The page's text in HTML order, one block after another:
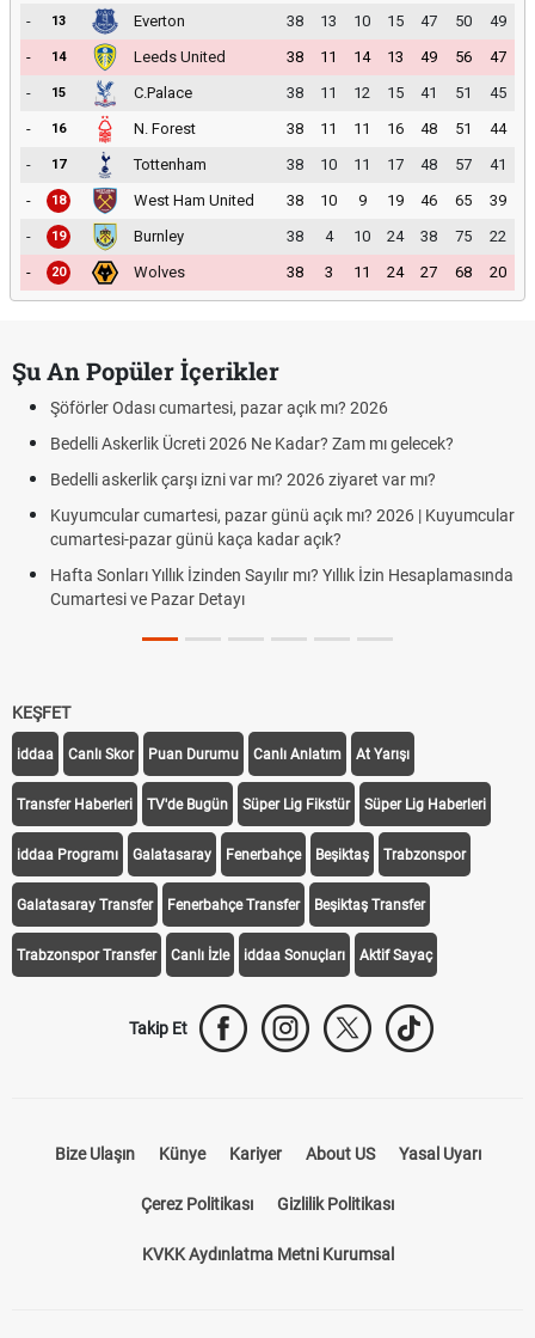
-
13 Everton 38 13 10 15 47 50
49
-
14 Leeds United 38 11 14 13 49 56
47
-
15 C.Palace 38 11 12 15 41 51
45
-
16 N. Forest 38 11 11 16 48 51
44
-
17 Tottenham 38 10 11 17 48 57
41
-
18 West Ham United 38 10 9 19 46 65
39
-
19 Burnley 38 4 10 24 38 75
22
-
20 Wolves 38 3 11 24 27 68 20
Şu An Popüler İçerikler
Şöförler Odası cumartesi, pazar açık mı? 2026
Bedelli Askerlik Ücreti 2026 Ne Kadar? Zam mı gelecek?
Bedelli askerlik çarşı izni var mı? 2026 ziyaret var mı?
Kuyumcular cumartesi, pazar günü açık mı? 2026 | Kuyumcular
cumartesi-pazar günü kaça kadar açık?
Hafta Sonları Yıllık İzinden Sayılır mı? Yıllık İzin Hesaplamasında
Cumartesi ve Pazar Detayı
KEŞFET
iddaa Canlı Skor Puan Durumu Canlı Anlatım At Yarışı
Transfer Haberleri TV'de Bugün Süper Lig Fikstür Süper Lig Haberleri
iddaa Programı Galatasaray Fenerbahçe Beşiktaş Trabzonspor
Galatasaray Transfer Fenerbahçe Transfer Beşiktaş Transfer
Trabzonspor Transfer Canlı İzle iddaa Sonuçları Aktif Sayaç
Takip Et
Bize Ulaşın Künye Kariyer About US Yasal Uyarı
Çerez Politikası Gizlilik Politikası
KVKK Aydınlatma Metni Kurumsal